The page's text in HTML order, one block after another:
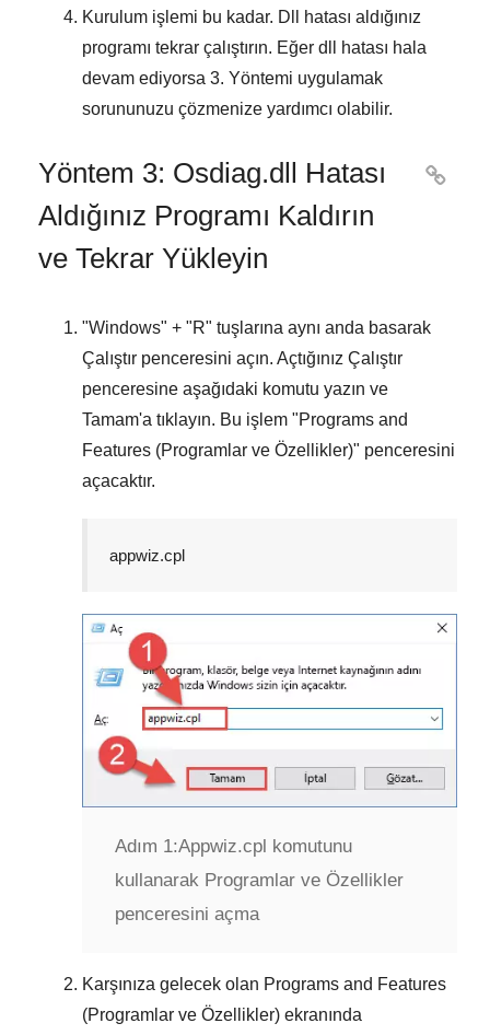
Kurulum işlemi bu kadar. Dll hatası aldığınız
programı tekrar çalıştırın. Eğer dll hatası hala
devam ediyorsa 3. Yöntemi uygulamak
sorununuzu çözmenize yardımcı olabilir.
Yöntem 3: Osdiag.dll Hatası
Aldığınız Programı Kaldırın
ve Tekrar Yükleyin

"Windows" + "R" tuşlarına aynı anda basarak
Çalıştır penceresini açın. Açtığınız Çalıştır
penceresine aşağıdaki komutu yazın ve
Tamam'a tıklayın. Bu işlem "Programs and
Features (Programlar ve Özellikler)" penceresini
açacaktır.
appwiz.cpl
Adım 1:Appwiz.cpl komutunu
kullanarak Programlar ve Özellikler
penceresini açma
Karşınıza gelecek olan Programs and Features
(Programlar ve Özellikler) ekranında